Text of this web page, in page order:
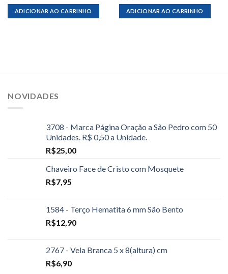
ADICIONAR AO CARRINHO ADICIONAR AO CARRINHO
NOVIDADES
3708 - Marca Página Oração a São Pedro com 50
Unidades. R$ 0,50 a Unidade.
R$25,00
Chaveiro Face de Cristo com Mosquete
R$7,95
1584 - Terço Hematita 6 mm São Bento
R$12,90
2767 - Vela Branca 5 x 8(altura) cm
R$6,90